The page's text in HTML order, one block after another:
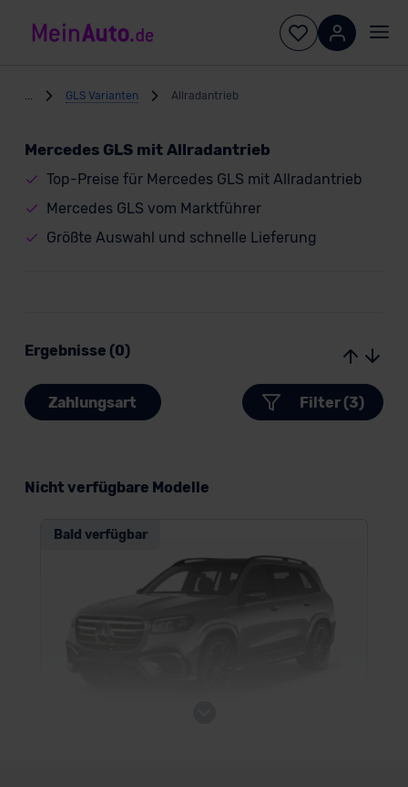
GLS Varianten Allradantrieb
Mercedes GLS mit Allradantrieb
Top-Preise für Mercedes GLS mit Allradantrieb
Mercedes GLS vom Marktführer
Größte Auswahl und schnelle Lieferung
Ergebnisse (0)
Zahlungsart Filter (3)
Nicht verfügbare Modelle
Bald verfügbar